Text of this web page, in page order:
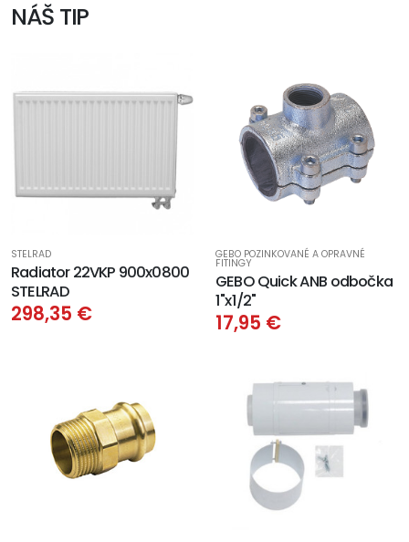
NÁŠ TIP
STELRAD
Radiator 22VKP 900x0800
STELRAD
298,35 €
GEBO POZINKOVANÉ A OPRAVNÉ
FITINGY
GEBO Quick ANB odbočka
1"x1/2"
17,95 €